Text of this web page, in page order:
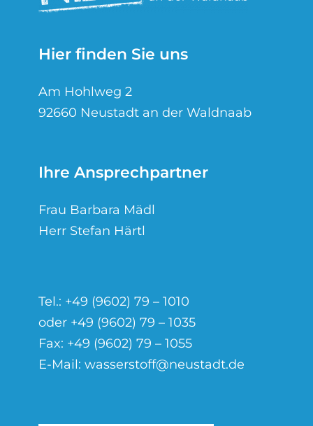
Hier finden Sie uns
Am Hohlweg 2
92660 Neustadt an der Waldnaab
Ihre Ansprechpartner
Frau Barbara Mädl
Herr Stefan Härtl
Tel.: +49 (9602) 79 – 1010
oder +49 (9602) 79 – 1035
Fax: +49 (9602) 79 – 1055
E-Mail: wasserstoff@neustadt.de